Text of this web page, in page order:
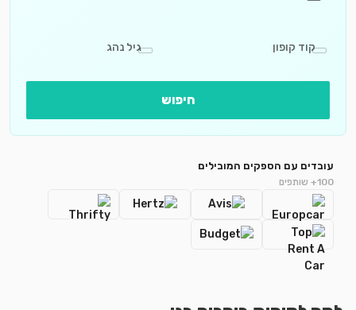
קוד קופון גיל נהג
חיפוש
עובדים עם הספקים המובילים
100+ שותפים